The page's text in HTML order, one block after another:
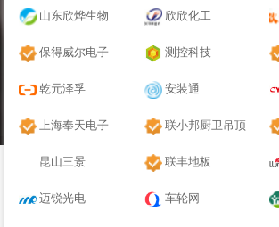
山东欣烨生物 欣欣化工
保得威尔电子 测控科技
乾元泽孚 安装通
上海奉天电子 联小邦厨卫吊顶
昆山三景 联丰地板
迈锐光电 车轮网